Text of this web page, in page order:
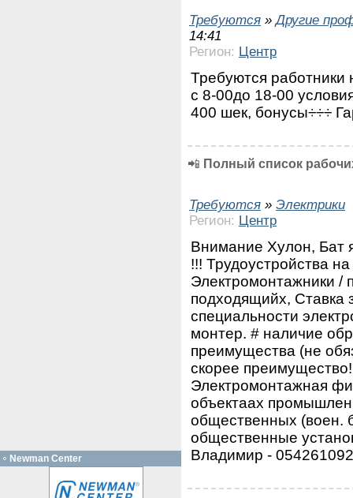
Требуются »Другие
14:41
Регион: Центр
Требуются работники
с 8-00до 18-00
400 шек, бонусы÷÷÷
📲 Полный список
Требуются » Электрики
Регион: Центр
Внимание Хулон, Бат
!!! Трудоустройства
Электромонтажники /
подходящийх, Ставка
специальности
монтер. # наличие
преимущества (не
скорее
Электромонтажная
объектаах
общественных (воен.
общественные
Владимир -
Newman Center